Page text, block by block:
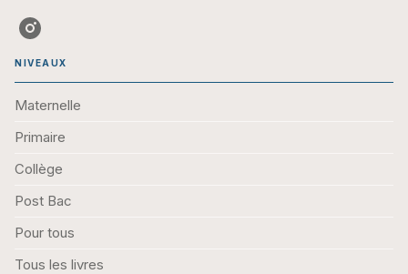
NIVEAUX
Maternelle
Primaire
Collège
Post Bac
Pour tous
Tous les livres